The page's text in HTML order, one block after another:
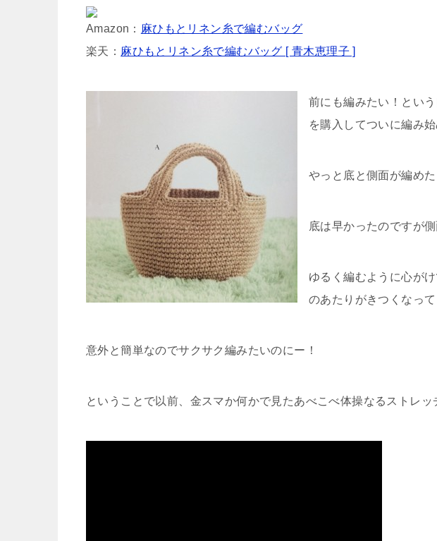
Amazon： 麻ひもとリネン糸で編むバッグ
楽天： 麻ひもとリネン糸で編むバッグ [ 青木恵理子 ]
前にも編みたい！とい
を購入してついに編み始
やっと底と側面が編めた
底は早かったのですが
ゆるく編むように心が
のあたりがきつくなっ
意外と簡単なのでサクサク編みたいのにー！
ということで以前、金スマか何かで見たあべこべ体操なるストレッ